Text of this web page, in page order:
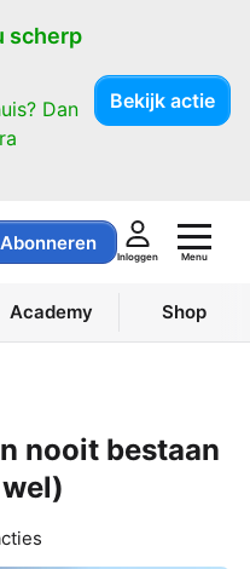
scherp
Dan
Bekijk actie
Abonneren
Inloggen Menu
Academy Shop
nooit bestaan